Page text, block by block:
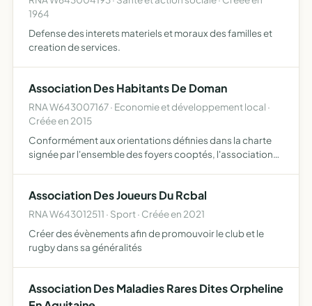
1964
Defense des interets materiels et moraux des familles et
creation de services.
Association Des Habitants De Doman
RNA W643007167 · Economie et développement local ·
Créée en 2015
Conformément aux orientations définies dans la charte
signée par l'ensemble des foyers cooptés, l'association
Association Des Joueurs Du Rcbal
RNA W643012511 · Sport · Créée en 2021
Créer des évènements afin de promouvoir le club et le
rugby dans sa généralités
Association Des Maladies Rares Dites Orpheline